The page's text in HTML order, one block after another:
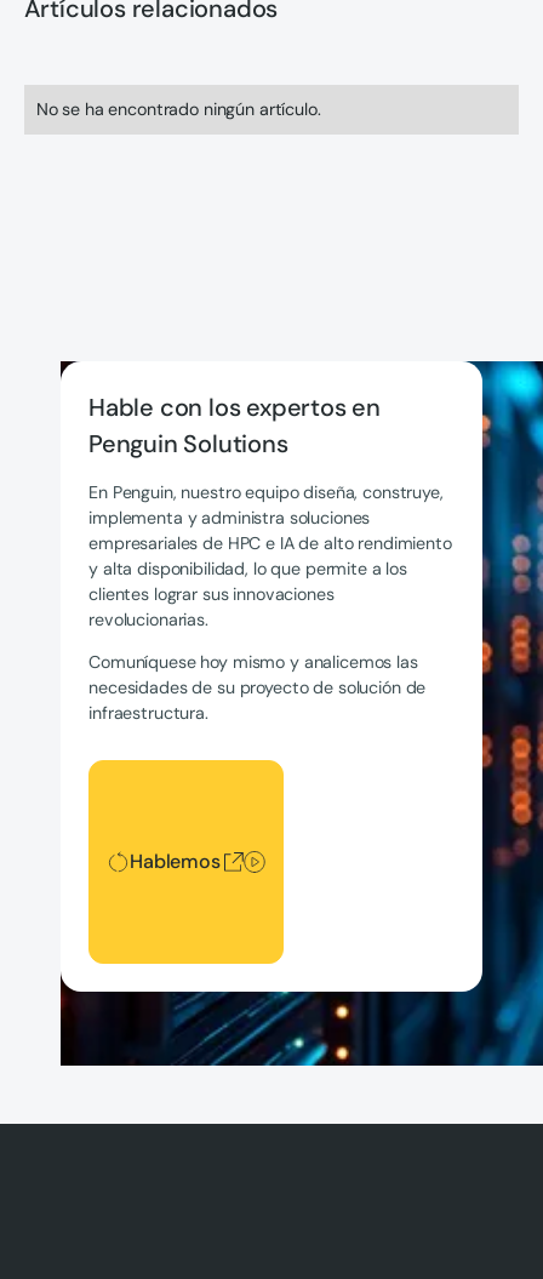
Artículos relacionados
No se ha encontrado ningún artículo.
Hable con los expertos en
Penguin Solutions
En Penguin, nuestro equipo diseña, construye,
implementa y administra soluciones
empresariales de HPC e IA de alto rendimiento
y alta disponibilidad, lo que permite a los
clientes lograr sus innovaciones
revolucionarias.
Comuníquese hoy mismo y analicemos las
necesidades de su proyecto de solución de
infraestructura.
Hablemos
Hablemos